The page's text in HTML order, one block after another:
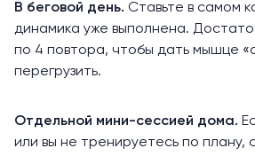
В беговой день. Ставьте в самом
динамика уже выполнена.
по 4 повтора, чтобы дать мышце
перегрузить.
Отдельной мини-сессией дома.
или вы не тренируетесь по плану,